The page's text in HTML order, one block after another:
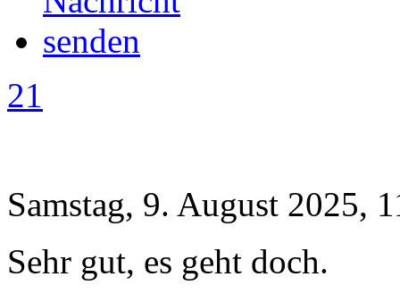
21
Samstag, 9. August 2025,
Sehr gut, es geht doch.